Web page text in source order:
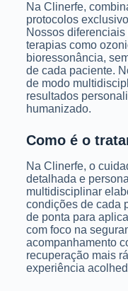
Na Clinerfe,
protocolos
Nossos
terapias como
bioressonância,
de cada paciente.
de modo
resultados
humanizado.
Como é o
Na Clinerfe, o
detalhada e
multidisciplinar
condições de cada
de ponta para
com foco na
acompanhamento
recuperação mais
experiência